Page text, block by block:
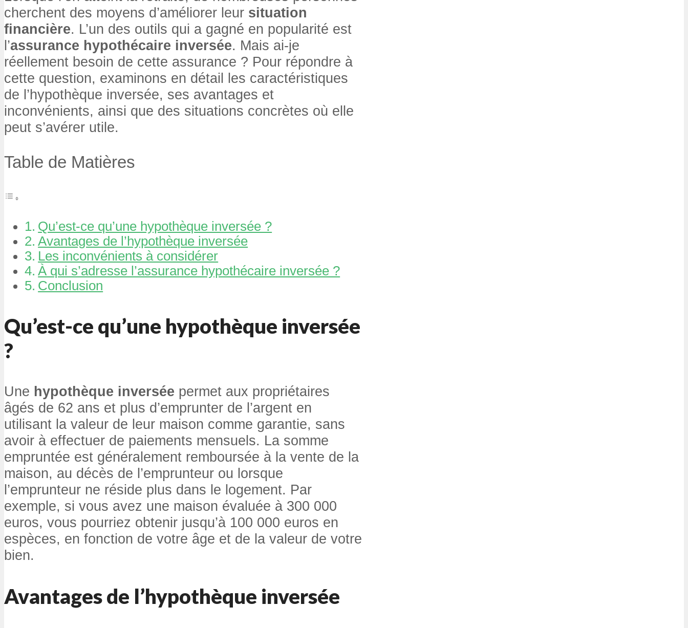
cherchent des moyens d’améliorer leur situation
financière. L’un des outils qui a gagné en popularité est
l’assurance hypothécaire inversée. Mais ai-je
réellement besoin de cette assurance ? Pour répondre à
cette question, examinons en détail les caractéristiques
de l’hypothèque inversée, ses avantages et
inconvénients, ainsi que des situations concrètes où elle
peut s’avérer utile.
Table de Matières
Qu’est-ce qu’une hypothèque inversée ?
Avantages de l’hypothèque inversée
Les inconvénients à considérer
À qui s’adresse l’assurance hypothécaire inversée ?
Conclusion
Qu’est-ce qu’une hypothèque inversée
?
Une hypothèque inversée permet aux propriétaires
âgés de 62 ans et plus d’emprunter de l’argent en
utilisant la valeur de leur maison comme garantie, sans
avoir à effectuer de paiements mensuels. La somme
empruntée est généralement remboursée à la vente de la
maison, au décès de l’emprunteur ou lorsque
l’emprunteur ne réside plus dans le logement. Par
exemple, si vous avez une maison évaluée à 300 000
euros, vous pourriez obtenir jusqu’à 100 000 euros en
espèces, en fonction de votre âge et de la valeur de votre
bien.
Avantages de l’hypothèque inversée